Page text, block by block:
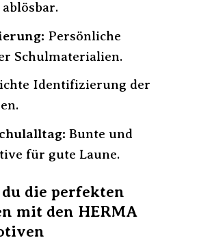
Persönliche
Schulmaterialien.
Identifizierung der
Bunte und
für gute Laune.
die perfekten
mit den HERMA